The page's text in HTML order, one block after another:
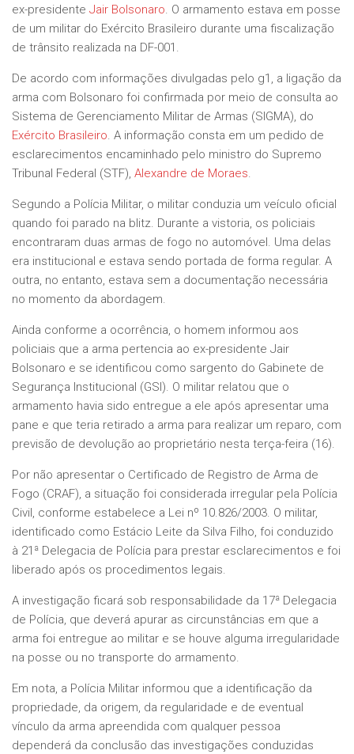
ex-presidente Jair Bolsonaro. O armamento estava em posse
de um militar do Exército Brasileiro durante uma fiscalização
de trânsito realizada na DF-001.
De acordo com informações divulgadas pelo g1, a ligação da
arma com Bolsonaro foi confirmada por meio de consulta ao
Sistema de Gerenciamento Militar de Armas (SIGMA), do
Exército Brasileiro. A informação consta em um pedido de
esclarecimentos encaminhado pelo ministro do Supremo
Tribunal Federal (STF), Alexandre de Moraes.
Segundo a Polícia Militar, o militar conduzia um veículo oficial
quando foi parado na blitz. Durante a vistoria, os policiais
encontraram duas armas de fogo no automóvel. Uma delas
era institucional e estava sendo portada de forma regular. A
outra, no entanto, estava sem a documentação necessária
no momento da abordagem.
Ainda conforme a ocorrência, o homem informou aos
policiais que a arma pertencia ao ex-presidente Jair
Bolsonaro e se identificou como sargento do Gabinete de
Segurança Institucional (GSI). O militar relatou que o
armamento havia sido entregue a ele após apresentar uma
pane e que teria retirado a arma para realizar um reparo, com
previsão de devolução ao proprietário nesta terça-feira (16).
Por não apresentar o Certificado de Registro de Arma de
Fogo (CRAF), a situação foi considerada irregular pela Polícia
Civil, conforme estabelece a Lei nº 10.826/2003. O militar,
identificado como Estácio Leite da Silva Filho, foi conduzido
à 21ª Delegacia de Polícia para prestar esclarecimentos e foi
liberado após os procedimentos legais.
A investigação ficará sob responsabilidade da 17ª Delegacia
de Polícia, que deverá apurar as circunstâncias em que a
arma foi entregue ao militar e se houve alguma irregularidade
na posse ou no transporte do armamento.
Em nota, a Polícia Militar informou que a identificação da
propriedade, da origem, da regularidade e de eventual
vínculo da arma apreendida com qualquer pessoa
dependerá da conclusão das investigações conduzidas